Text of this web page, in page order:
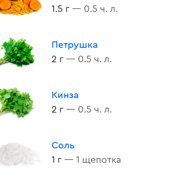
1.5 г — 0.5 ч. л.
Петрушка
2 г — 0.5 ч. л.
Кинза
2 г — 0.5 ч. л.
Соль
1 г — 1 щепотка